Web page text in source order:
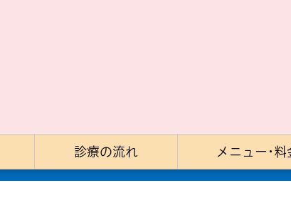
診療の流れ メニュー･料